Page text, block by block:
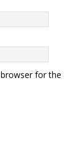
for the